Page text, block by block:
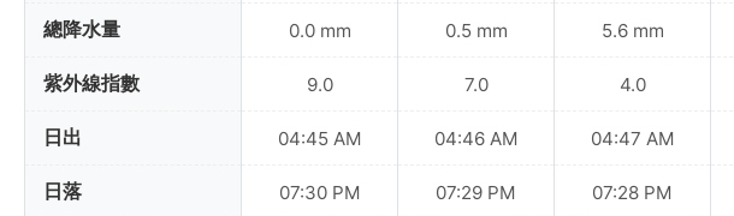
總降水量
紫外線指數
日出
日落
0.0 mm
9.0
04:45 AM
07:30 PM
0.5 mm
7.0
04:46 AM
07:29 PM
5.6 mm
4.0
04:47 AM
07:28 PM